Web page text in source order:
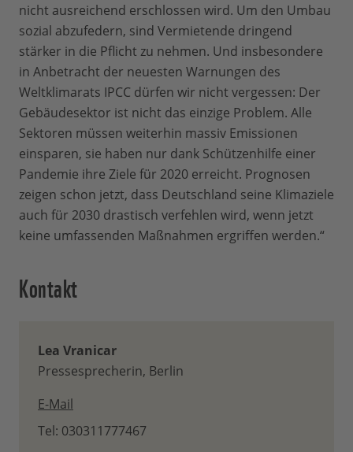
nicht ausreichend erschlossen wird. Um den Umbau
sozial abzufedern, sind Vermietende dringend
stärker in die Pflicht zu nehmen. Und insbesondere
in Anbetracht der neuesten Warnungen des
Weltklimarats IPCC dürfen wir nicht vergessen: Der
Gebäudesektor ist nicht das einzige Problem. Alle
Sektoren müssen weiterhin massiv Emissionen
einsparen, sie haben nur dank Schützenhilfe einer
Pandemie ihre Ziele für 2020 erreicht. Prognosen
zeigen schon jetzt, dass Deutschland seine Klimaziele
auch für 2030 drastisch verfehlen wird, wenn jetzt
keine umfassenden Maßnahmen ergriffen werden.“
Kontakt
Lea Vranicar
Pressesprecherin, Berlin
E-Mail
Tel: 030311777467